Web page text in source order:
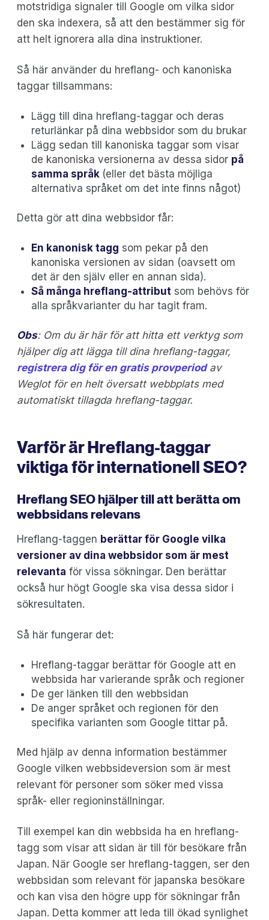
motstridiga signaler till Google om vilka sidor
den ska indexera, så att den bestämmer sig för
att helt ignorera alla dina instruktioner.
Så här använder du hreflang- och kanoniska
taggar tillsammans:
Lägg till dina hreflang-taggar och deras
returlänkar på dina webbsidor som du brukar
Lägg sedan till kanoniska taggar som visar
de kanoniska versionerna av dessa sidor på
samma språk (eller det bästa möjliga
alternativa språket om det inte finns något)
Detta gör att dina webbsidor får:
En kanonisk tagg som pekar på den
kanoniska versionen av sidan (oavsett om
det är den själv eller en annan sida).
Så många hreflang-attribut som behövs för
alla språkvarianter du har tagit fram.
Obs: Om du är här för att hitta ett verktyg som
hjälper dig att lägga till dina hreflang-taggar,
registrera dig för en gratis provperiodav
Weglot för en helt översatt webbplats med
automatiskt tillagda hreflang-taggar.
Varför är Hreflang-taggar
viktiga för internationell SEO?
Hreflang SEO hjälper till att berätta om
webbsidans relevans
Hreflang-taggen berättar för Google vilka
versioner av dina webbsidor som är mest
relevanta för vissa sökningar. Den berättar
också hur högt Google ska visa dessa sidor i
sökresultaten.
Så här fungerar det:
Hreflang-taggar berättar för Google att en
webbsida har varierande språk och regioner
De ger länken till den webbsidan
De anger språket och regionen för den
specifika varianten som Google tittar på.
Med hjälp av denna information bestämmer
Google vilken webbsideversion som är mest
relevant för personer som söker med vissa
språk- eller regioninställningar.
Till exempel kan din webbsida ha en hreflang-
tagg som visar att sidan är till för besökare från
Japan. När Google ser hreflang-taggen, ser den
webbsidan som relevant för japanska besökare
och kan visa den högre upp för sökningar från
Japan. Detta kommer att leda till ökad synlighet